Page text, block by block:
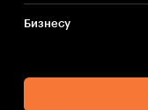
Бизнесу